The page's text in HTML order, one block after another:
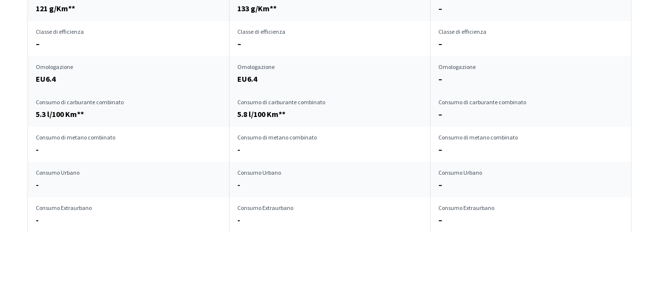
121 g/Km** 133 g/Km** –
Classe di efficienza
–
Classe di efficienza
–
Classe di efficienza
–
Omologazione
EU6.4
Omologazione
EU6.4
Omologazione
–
Consumo di carburante combinato
5.3 l/100 Km**
Consumo di carburante combinato
5.8 l/100 Km**
Consumo di carburante combinato
–
Consumo di metano combinato
-
Consumo di metano combinato
-
Consumo di metano combinato
–
Consumo Urbano
-
Consumo Urbano
-
Consumo Urbano
–
Consumo Extraurbano
-
Consumo Extraurbano
-
Consumo Extraurbano
–